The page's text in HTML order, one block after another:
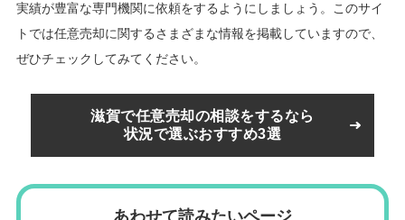
実績が豊富な専門機関に依頼をするようにしましょう。このサイ
トでは任意売却に関するさまざまな情報を掲載していますので、
ぜひチェックしてみてください。
滋賀で任意売却の相談をするなら
状況で選ぶおすすめ3選
あわせて読みたいページ